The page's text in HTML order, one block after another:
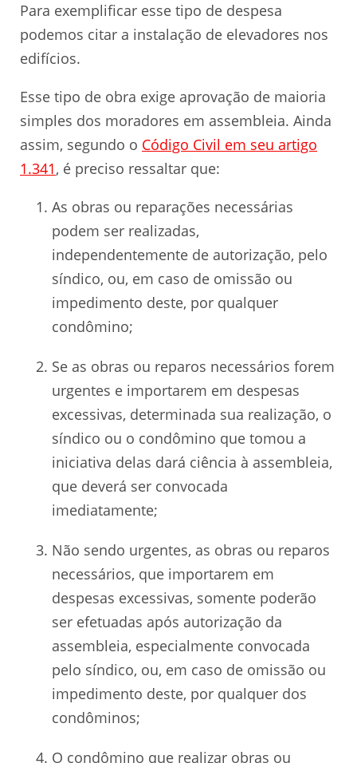
Para exemplificar esse tipo de despesa
podemos citar a instalação de elevadores nos
edifícios.
Esse tipo de obra exige aprovação de maioria
simples dos moradores em assembleia. Ainda
assim, segundo o Código Civil em seu artigo
1.341, é preciso ressaltar que:
As obras ou reparações necessárias
podem ser realizadas,
independentemente de autorização, pelo
síndico, ou, em caso de omissão ou
impedimento deste, por qualquer
condômino;
Se as obras ou reparos necessários forem
urgentes e importarem em despesas
excessivas, determinada sua realização, o
síndico ou o condômino que tomou a
iniciativa delas dará ciência à assembleia,
que deverá ser convocada
imediatamente;
Não sendo urgentes, as obras ou reparos
necessários, que importarem em
despesas excessivas, somente poderão
ser efetuadas após autorização da
assembleia, especialmente convocada
pelo síndico, ou, em caso de omissão ou
impedimento deste, por qualquer dos
condôminos;
O condômino que realizar obras ou